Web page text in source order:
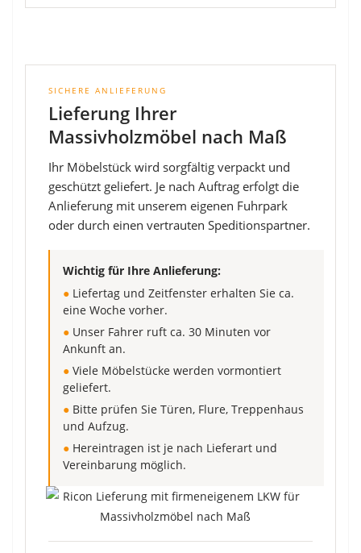
SICHERE ANLIEFERUNG
Lieferung Ihrer
Massivholzmöbel nach Maß
Ihr Möbelstück wird sorgfältig verpackt und
geschützt geliefert. Je nach Auftrag erfolgt die
Anlieferung mit unserem eigenen Fuhrpark
oder durch einen vertrauten Speditionspartner.
Wichtig für Ihre Anlieferung:
● Liefertag und Zeitfenster erhalten Sie ca.
eine Woche vorher.
● Unser Fahrer ruft ca. 30 Minuten vor
Ankunft an.
● Viele Möbelstücke werden vormontiert
geliefert.
● Bitte prüfen Sie Türen, Flure, Treppenhaus
und Aufzug.
● Hereintragen ist je nach Lieferart und
Vereinbarung möglich.